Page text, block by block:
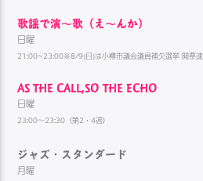
歌謡で演〜歌（え〜んか）
日曜
21:00~23:00※8/9(日)は小樽市議会議員補欠選挙 開票速
AS THE CALL,SO THE ECHO
日曜
23:00～23:30（第2・4週）
ジャズ・スタンダード
月曜